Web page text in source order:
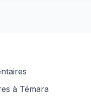
à Témara